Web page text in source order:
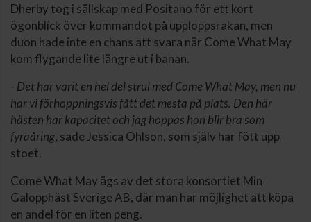
Dherby tog i sällskap med Positano för ett kort
ögonblick över kommandot på upploppsrakan, men
duon hade inte en chans att svara när Come What May
kom flygande lite längre ut i banan.
- Det har varit en hel del strul med Come What May, men nu
har vi förhoppningsvis fått det mesta på plats. Den här
hästen har kapacitet och jag hoppas hon blir bra som
fyraåring, sade Jessica Ohlson, som själv har fött upp
stoet.
Come What May ägs av det stora konsortiet Min
Galopphäst Sverige AB, där man har möjlighet att köpa
en andel för en liten peng.